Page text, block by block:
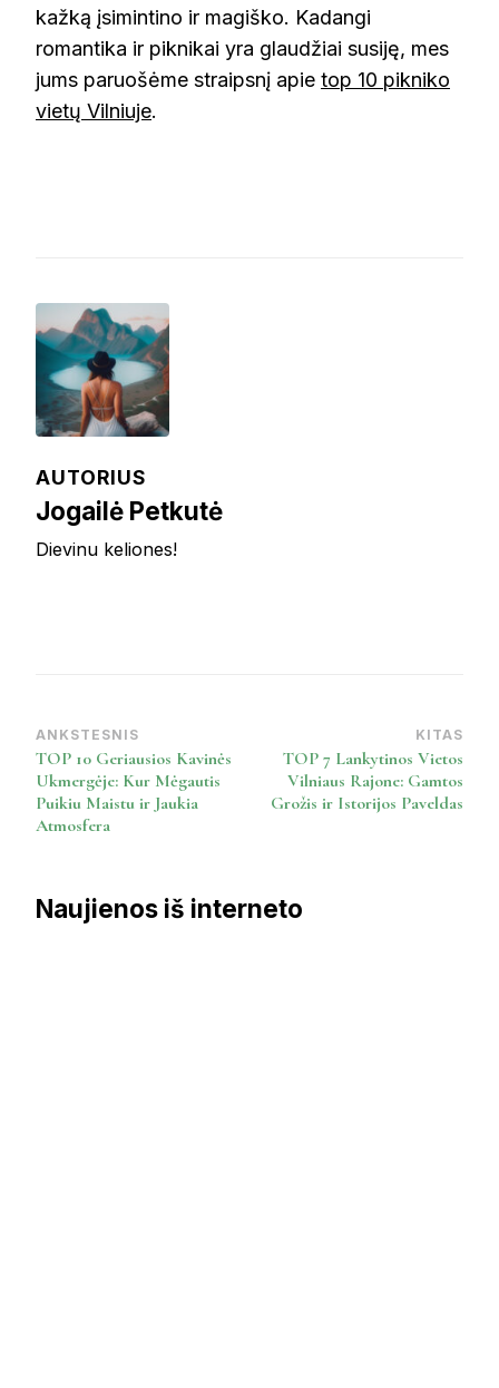
kažką įsimintino ir magiško. Kadangi
romantika ir piknikai yra glaudžiai susiję, mes
jums paruošėme straipsnį apie top 10 pikniko
vietų Vilniuje.
AUTORIUS
Jogailė Petkutė
Dievinu keliones!
Post
Navigation
ANKSTESNIS
TOP 10 Geriausios Kavinės
Ukmergėje: Kur Mėgautis
Puikiu Maistu ir Jaukia
Atmosfera
KITAS
TOP 7 Lankytinos Vietos
Vilniaus Rajone: Gamtos
Grožis ir Istorijos Paveldas
Naujienos iš interneto